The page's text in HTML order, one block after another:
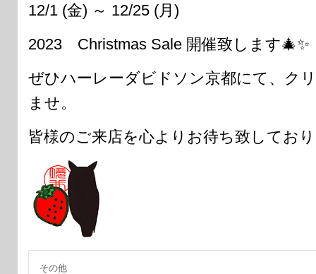
12/1 (金) ～ 12/25 (月)
2023 Christmas Sale 開催致します🎄✨
ぜひハーレーダビドソン京都にて、ク
ませ。
皆様のご来店を心よりお待ち致してお
その他